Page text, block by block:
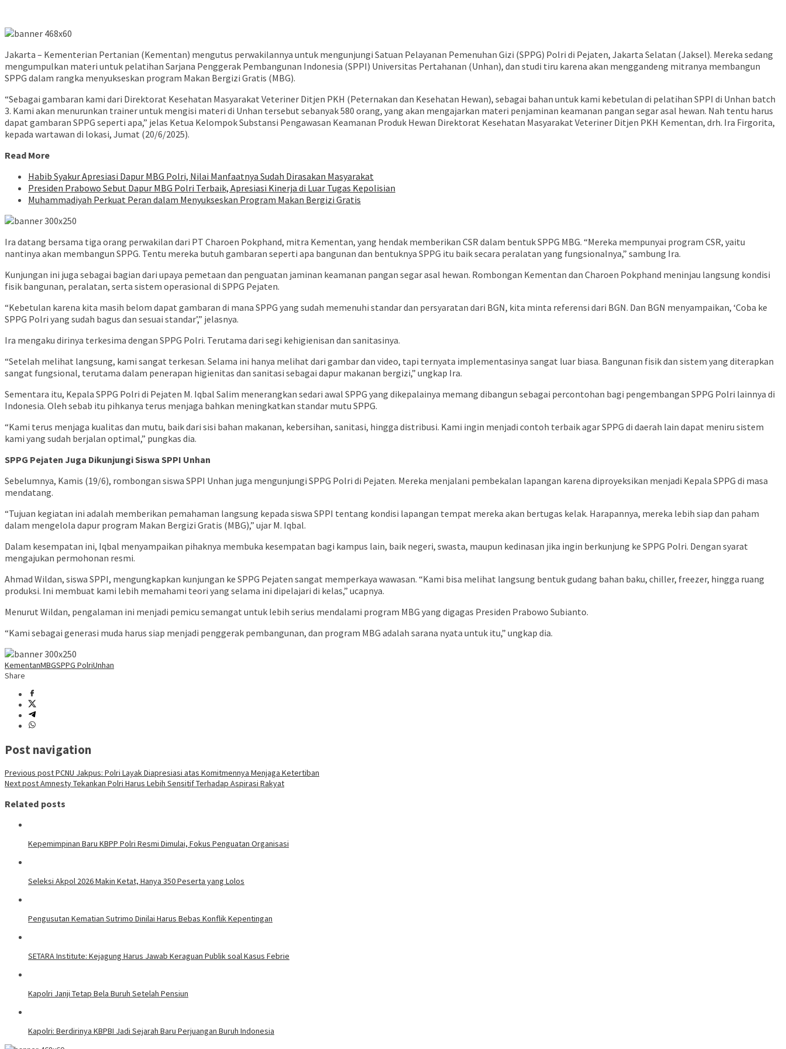
Jakarta – Kementerian Pertanian (Kementan) mengutus perwakilannya untuk mengunjungi Satuan Pelayanan Pemenuhan Gizi (SPPG) Polri di Pejaten, Jakarta Selatan (Jaksel). Mereka sedang
mengumpulkan materi untuk pelatihan Sarjana Penggerak Pembangunan Indonesia (SPPI) Universitas Pertahanan (Unhan), dan studi tiru karena akan menggandeng mitranya membangun
SPPG dalam rangka menyukseskan program Makan Bergizi Gratis (MBG).
“Sebagai gambaran kami dari Direktorat Kesehatan Masyarakat Veteriner Ditjen PKH (Peternakan dan Kesehatan Hewan), sebagai bahan untuk kami kebetulan di pelatihan SPPI di Unhan batch
3. Kami akan menurunkan trainer untuk mengisi materi di Unhan tersebut sebanyak 580 orang, yang akan mengajarkan materi penjaminan keamanan pangan segar asal hewan. Nah tentu harus
dapat gambaran SPPG seperti apa,” jelas Ketua Kelompok Substansi Pengawasan Keamanan Produk Hewan Direktorat Kesehatan Masyarakat Veteriner Ditjen PKH Kementan, drh. Ira Firgorita,
kepada wartawan di lokasi, Jumat (20/6/2025).
Read More
Habib Syakur Apresiasi Dapur MBG Polri, Nilai Manfaatnya Sudah Dirasakan Masyarakat
Presiden Prabowo Sebut Dapur MBG Polri Terbaik, Apresiasi Kinerja di Luar Tugas Kepolisian
Muhammadiyah Perkuat Peran dalam Menyukseskan Program Makan Bergizi Gratis
Ira datang bersama tiga orang perwakilan dari PT Charoen Pokphand, mitra Kementan, yang hendak memberikan CSR dalam bentuk SPPG MBG. “Mereka mempunyai program CSR, yaitu
nantinya akan membangun SPPG. Tentu mereka butuh gambaran seperti apa bangunan dan bentuknya SPPG itu baik secara peralatan yang fungsionalnya,” sambung Ira.
Kunjungan ini juga sebagai bagian dari upaya pemetaan dan penguatan jaminan keamanan pangan segar asal hewan. Rombongan Kementan dan Charoen Pokphand meninjau langsung kondisi
fisik bangunan, peralatan, serta sistem operasional di SPPG Pejaten.
“Kebetulan karena kita masih belom dapat gambaran di mana SPPG yang sudah memenuhi standar dan persyaratan dari BGN, kita minta referensi dari BGN. Dan BGN menyampaikan, ‘Coba ke
SPPG Polri yang sudah bagus dan sesuai standar’,” jelasnya.
Ira mengaku dirinya terkesima dengan SPPG Polri. Terutama dari segi kehigienisan dan sanitasinya.
“Setelah melihat langsung, kami sangat terkesan. Selama ini hanya melihat dari gambar dan video, tapi ternyata implementasinya sangat luar biasa. Bangunan fisik dan sistem yang diterapkan
sangat fungsional, terutama dalam penerapan higienitas dan sanitasi sebagai dapur makanan bergizi,” ungkap Ira.
Sementara itu, Kepala SPPG Polri di Pejaten M. Iqbal Salim menerangkan sedari awal SPPG yang dikepalainya memang dibangun sebagai percontohan bagi pengembangan SPPG Polri lainnya di
Indonesia. Oleh sebab itu pihkanya terus menjaga bahkan meningkatkan standar mutu SPPG.
“Kami terus menjaga kualitas dan mutu, baik dari sisi bahan makanan, kebersihan, sanitasi, hingga distribusi. Kami ingin menjadi contoh terbaik agar SPPG di daerah lain dapat meniru sistem
kami yang sudah berjalan optimal,” pungkas dia.
SPPG Pejaten Juga Dikunjungi Siswa SPPI Unhan
Sebelumnya, Kamis (19/6), rombongan siswa SPPI Unhan juga mengunjungi SPPG Polri di Pejaten. Mereka menjalani pembekalan lapangan karena diproyeksikan menjadi Kepala SPPG di masa
mendatang.
“Tujuan kegiatan ini adalah memberikan pemahaman langsung kepada siswa SPPI tentang kondisi lapangan tempat mereka akan bertugas kelak. Harapannya, mereka lebih siap dan paham
dalam mengelola dapur program Makan Bergizi Gratis (MBG),” ujar M. Iqbal.
Dalam kesempatan ini, Iqbal menyampaikan pihaknya membuka kesempatan bagi kampus lain, baik negeri, swasta, maupun kedinasan jika ingin berkunjung ke SPPG Polri. Dengan syarat
mengajukan permohonan resmi.
Ahmad Wildan, siswa SPPI, mengungkapkan kunjungan ke SPPG Pejaten sangat memperkaya wawasan. “Kami bisa melihat langsung bentuk gudang bahan baku, chiller, freezer, hingga ruang
produksi. Ini membuat kami lebih memahami teori yang selama ini dipelajari di kelas,” ucapnya.
Menurut Wildan, pengalaman ini menjadi pemicu semangat untuk lebih serius mendalami program MBG yang digagas Presiden Prabowo Subianto.
“Kami sebagai generasi muda harus siap menjadi penggerak pembangunan, dan program MBG adalah sarana nyata untuk itu,” ungkap dia.
KementanMBGSPPG PolriUnhan
Share
Post navigation
Previous postPCNU Jakpus: Polri Layak Diapresiasi atas Komitmennya Menjaga Ketertiban
Next postAmnesty Tekankan Polri Harus Lebih Sensitif Terhadap Aspirasi Rakyat
Related posts
Kepemimpinan Baru KBPP Polri Resmi Dimulai, Fokus Penguatan Organisasi
Seleksi Akpol 2026 Makin Ketat, Hanya 350 Peserta yang Lolos
Pengusutan Kematian Sutrimo Dinilai Harus Bebas Konflik Kepentingan
SETARA Institute: Kejagung Harus Jawab Keraguan Publik soal Kasus Febrie
Kapolri Janji Tetap Bela Buruh Setelah Pensiun
Kapolri: Berdirinya KBPBI Jadi Sejarah Baru Perjuangan Buruh Indonesia